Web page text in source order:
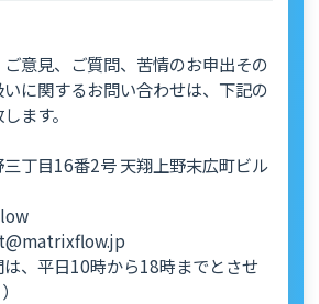
意見、ご質問、苦情のお申出その
に関するお問い合わせは、下記の
ます。
丁目16番2号 天翔上野末広町ビル
は、平日10時から18時までとさせ